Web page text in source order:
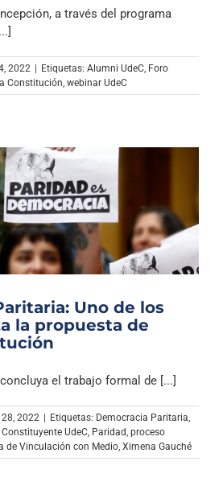
a través del programa
2022 Etiquetas: Alumni UdeC, Foro
Constitución, webinar UdeC
Uno de los
la propuesta de
el trabajo formal de [...]
2022 Etiquetas: Democracia Paritaria,
Constituyente UdeC, Paridad, proceso
de Vinculación con Medio, Ximena Gauché